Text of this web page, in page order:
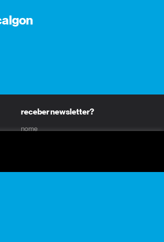
receber newsletter?
nome